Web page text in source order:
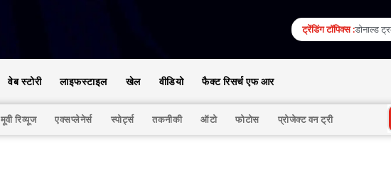
ट्रेंडिंग टॉपिक्स :डोनाल्ड
वेब स्टोरी लाइफस्टाइल खेल वीडियो फैक्ट रिसर्च एफ आर
मूवी रिव्यूज एक्सप्लेनेर्स स्पोर्ट्स तकनीकी ऑटो फोटोस प्रोजेक्ट वन ट्री